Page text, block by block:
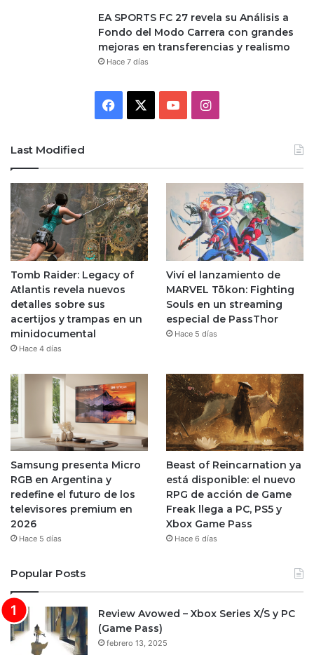
EA SPORTS FC 27 revela su Análisis a
Fondo del Modo Carrera con grandes
mejoras en transferencias y realismo
Hace 7 días
Facebook YouTubeInstagram
Last Modified
Tomb Raider: Legacy of
Atlantis revela nuevos
detalles sobre sus
acertijos y trampas en un
minidocumental
Hace 4 días
Viví el lanzamiento de
MARVEL Tōkon: Fighting
Souls en un streaming
especial de PassThor
Hace 5 días
Samsung presenta Micro
RGB en Argentina y
redefine el futuro de los
televisores premium en
2026
Hace 5 días
Beast of Reincarnation ya
está disponible: el nuevo
RPG de acción de Game
Freak llega a PC, PS5 y
Xbox Game Pass
Hace 6 días
Popular Posts
Review Avowed – Xbox Series X/S y PC
(Game Pass)
febrero 13, 2025